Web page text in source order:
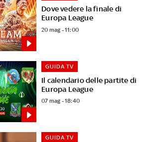
Dove vedere la finale di
Europa League
20 mag - 11:00
Il calendario delle partite di
Europa League
GUIDA TV
07 mag - 18:40
GUIDA TV